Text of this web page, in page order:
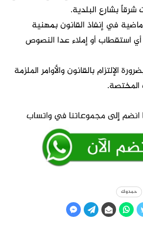
بشارع البلدية.
في إنفاذ القانون بمهنية
استقطاب أو إملاء عدا النصوص
الإلتزام بالقانون والأوامر الملزمة
المختصة.
حمدوك